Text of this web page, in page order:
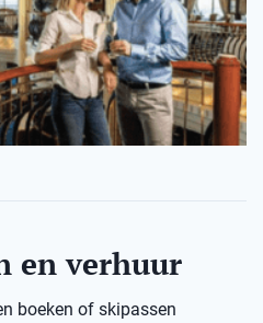
en verhuur
boeken of skipassen